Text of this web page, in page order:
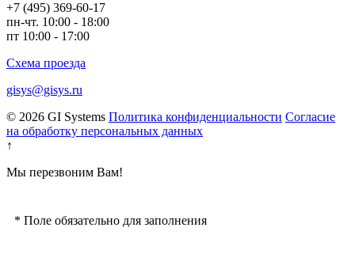
+7 (495) 369-60-17
пн-чт. 10:00 - 18:00
пт 10:00 - 17:00
Схема проезда
gisys@gisys.ru
© 2026 GI Systems Политика конфиденциальности Согласие
на обработку персональных данных
↑
Мы перезвоним Вам!
* Поле обязательно для заполнения